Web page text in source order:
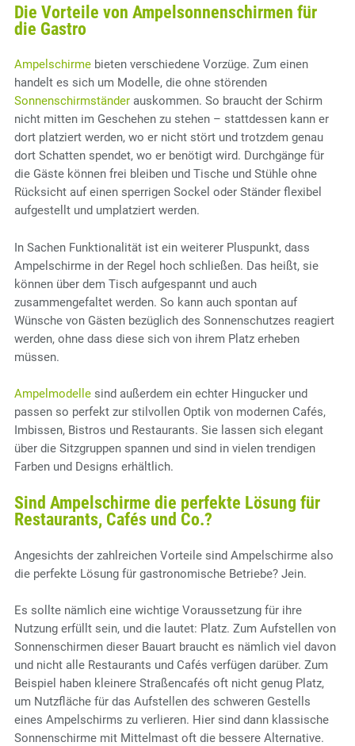
Die Vorteile von Ampelsonnenschirmen für
die Gastro
Ampelschirmebieten verschiedene Vorzüge. Zum einen
handelt es sich um Modelle, die ohne störenden
Sonnenschirmständerauskommen. So braucht der Schirm
nicht mitten im Geschehen zu stehen – stattdessen kann er
dort platziert werden, wo er nicht stört und trotzdem genau
dort Schatten spendet, wo er benötigt wird. Durchgänge für
die Gäste können frei bleiben und Tische und Stühle ohne
Rücksicht auf einen sperrigen Sockel oder Ständer flexibel
aufgestellt und umplatziert werden.
In Sachen Funktionalität ist ein weiterer Pluspunkt, dass
Ampelschirme in der Regel hoch schließen. Das heißt, sie
können über dem Tisch aufgespannt und auch
zusammengefaltet werden. So kann auch spontan auf
Wünsche von Gästen bezüglich des Sonnenschutzes reagiert
werden, ohne dass diese sich von ihrem Platz erheben
müssen.
Ampelmodellesind außerdem ein echter Hingucker und
passen so perfekt zur stilvollen Optik von modernen Cafés,
Imbissen, Bistros und Restaurants. Sie lassen sich elegant
über die Sitzgruppen spannen und sind in vielen trendigen
Farben und Designs erhältlich.
Sind Ampelschirme die perfekte Lösung für
Restaurants, Cafés und Co.?
Angesichts der zahlreichen Vorteile sind Ampelschirme also
die perfekte Lösung für gastronomische Betriebe? Jein.
Es sollte nämlich eine wichtige Voraussetzung für ihre
Nutzung erfüllt sein, und die lautet: Platz. Zum Aufstellen von
Sonnenschirmen dieser Bauart braucht es nämlich viel davon
und nicht alle Restaurants und Cafés verfügen darüber. Zum
Beispiel haben kleinere Straßencafés oft nicht genug Platz,
um Nutzfläche für das Aufstellen des schweren Gestells
eines Ampelschirms zu verlieren. Hier sind dann klassische
Sonnenschirme mit Mittelmast oft die bessere Alternative.